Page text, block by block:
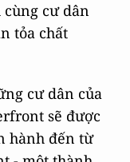
cư dân
tỏa chất
cư dân của
sẽ được
hành đến từ